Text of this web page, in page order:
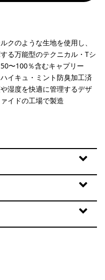
クのような生地を使用し、
る万能型のテクニカル・Tシ
〜100％含むキャプリー
イキュ・ミント防臭加工済
湿度を快適に管理するデザ
イドの工場で製造